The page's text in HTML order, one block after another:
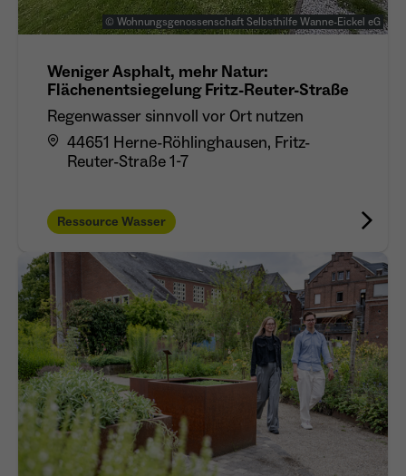
Anbieter Meta Platforms Inc. (Facebook)
Zweck
- Wiedererkennung von Nutzern zwischen
Websites - Ausspielung personalisierter
Facebook-/Instagram-Werbung
© Wohnungsgenossenschaft Selbsthilfe Wanne-Eickel eG
Weniger Asphalt, mehr Natur:
Flächenentsiegelung Fritz-Reuter-Straße
Regenwasser sinnvoll vor Ort nutzen
44651 Herne-Röhlinghausen, Fritz-
Reuter-Straße 1-7
Ressource Wasser